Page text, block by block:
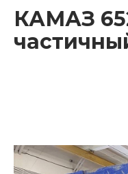
КАМАЗ